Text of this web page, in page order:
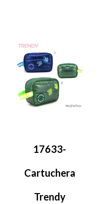
17633-
Cartuchera
Trendy